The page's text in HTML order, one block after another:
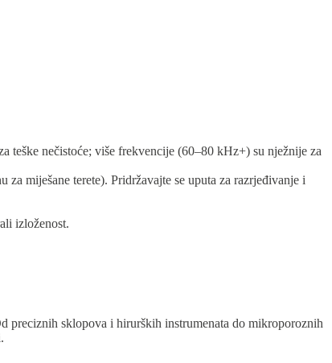
teške nečistoće; više frekvencije (60–80 kHz+) su nježnije za
miješane terete). Pridržavajte se uputa za razrjeđivanje i
izloženost.
preciznih sklopova i hirurških instrumenata do mikroporoznih